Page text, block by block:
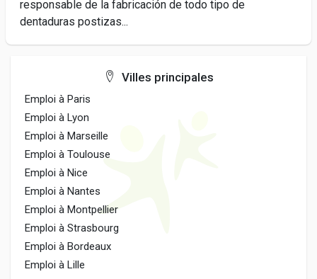
responsable de la fabricación de todo tipo de
dentaduras postizas...
Villes principales
Emploi à Paris
Emploi à Lyon
Emploi à Marseille
Emploi à Toulouse
Emploi à Nice
Emploi à Nantes
Emploi à Montpellier
Emploi à Strasbourg
Emploi à Bordeaux
Emploi à Lille